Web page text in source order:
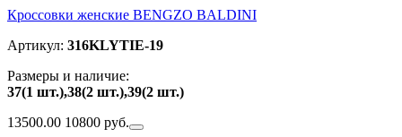
Кроссовки женские BENGZO BALDINI
Артикул: 316KLYTIE-19
Размеры и наличие:
37(1 шт.),38(2 шт.),39(2 шт.)
13500.00 10800 руб.